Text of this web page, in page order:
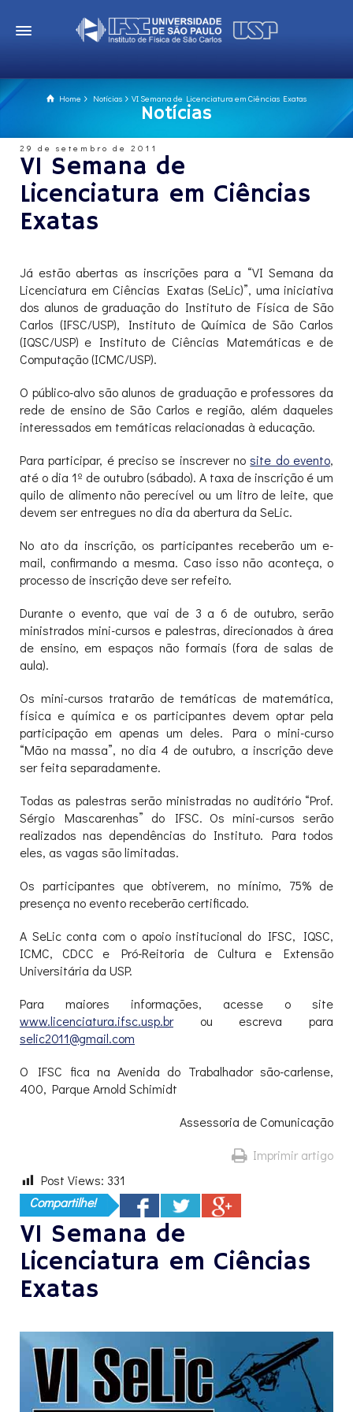
Home Notícias VI Semana de Licenciatura em Ciências Exatas
Notícias
29 de setembro de 2011
VI Semana de
Licenciatura em Ciências
Exatas
Já estão abertas as inscrições para a “VI Semana da
Licenciatura em Ciências Exatas (SeLic)”, uma iniciativa
dos alunos de graduação do Instituto de Física de São
Carlos (IFSC/USP), Instituto de Química de São Carlos
(IQSC/USP) e Instituto de Ciências Matemáticas e de
Computação (ICMC/USP).
O público-alvo são alunos de graduação e professores da
rede de ensino de São Carlos e região, além daqueles
interessados em temáticas relacionadas à educação.
Para participar, é preciso se inscrever nosite do evento,
até o dia 1º de outubro (sábado). A taxa de inscrição é um
quilo de alimento não perecível ou um litro de leite, que
devem ser entregues no dia da abertura da SeLic.
No ato da inscrição, os participantes receberão um e-
mail, confirmando a mesma. Caso isso não aconteça, o
processo de inscrição deve ser refeito.
Durante o evento, que vai de 3 a 6 de outubro, serão
ministrados mini-cursos e palestras, direcionados à área
de ensino, em espaços não formais (fora de salas de
aula).
Os mini-cursos tratarão de temáticas de matemática,
física e química e os participantes devem optar pela
participação em apenas um deles. Para o mini-curso
“Mão na massa”, no dia 4 de outubro, a inscrição deve
ser feita separadamente.
Todas as palestras serão ministradas no auditório “Prof.
Sérgio Mascarenhas” do IFSC. Os mini-cursos serão
realizados nas dependências do Instituto. Para todos
eles, as vagas são limitadas.
Os participantes que obtiverem, no mínimo, 75% de
presença no evento receberão certificado.
A SeLic conta com o apoio institucional do IFSC, IQSC,
ICMC, CDCC e Pró-Reitoria de Cultura e Extensão
Universitária da USP.
Para maiores informações, acesse o site
www.licenciatura.ifsc.usp.brou escreva para
selic2011@gmail.com
O IFSC fica na Avenida do Trabalhador são-carlense,
400, Parque Arnold Schimidt
Assessoria de Comunicação
Imprimir artigo
Post Views: 331
Compartilhe!
VI Semana de
Licenciatura em Ciências
Exatas